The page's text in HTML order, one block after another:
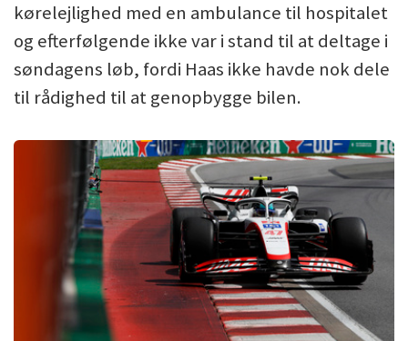
kørelejlighed med en ambulance til hospitalet
og efterfølgende ikke var i stand til at deltage i
søndagens løb, fordi Haas ikke havde nok dele
til rådighed til at genopbygge bilen.